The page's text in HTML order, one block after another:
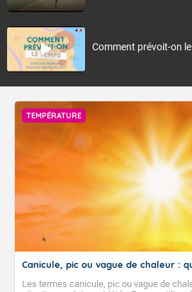
Comment prévoit-on
TEMPÉRATURE
Canicule, pic ou vague de chaleur :
Les termes canicule, pic ou vague de